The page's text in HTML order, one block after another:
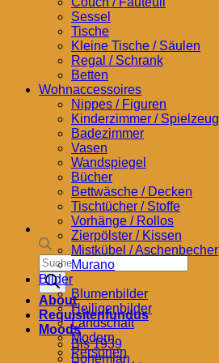
Products
search
About
Requisitenfundus
Moods
Bis 1939
Bohemian
Sessel
Tische
Kleine Tische / Säulen
Regal / Schrank
Betten
Wohnaccessoires
Nippes / Figuren
Kinderzimmer / Spielzeug
Badezimmer
Vasen
Wandspiegel
Bücher
Bettwäsche / Decken
Tischtücher / Stoffe
Vorhänge / Rollos
Zierpölster / Kissen
Mistkübel / Aschenbecher
Murano
Bilder
Blumenbilder
Heiligenbilder
Landschaft
Modern
Personen